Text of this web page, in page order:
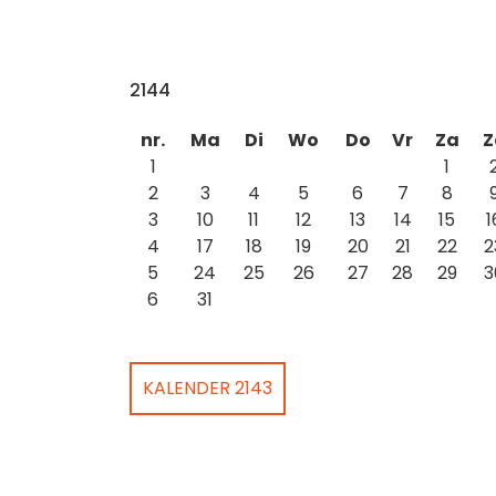
2144
nr.
Ma Di Wo Do Vr Za
1
1
2
3 4 5 6 7 8
3
10 11 12 13 14 15
4
17 18 19 20 21 22
5
24 25 26 27 28 29
6
31
KALENDER 2143